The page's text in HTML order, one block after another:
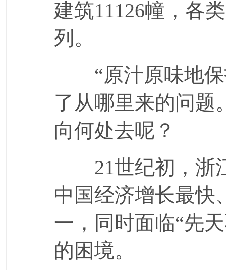
建筑11126幢，各
列。
“原汁原味地保
了从哪里来的问题
向何处去呢？
21世纪初，浙
中国经济增长最快
一，同时面临“先
的困境。